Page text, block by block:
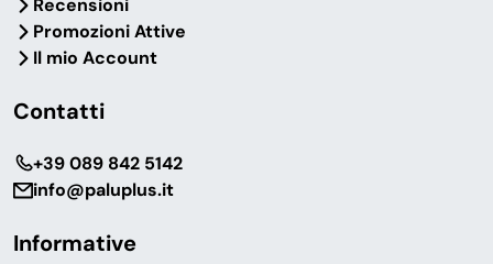
Recensioni
Promozioni Attive
Il mio Account
Contatti
‎+39 089 842 5142
info@paluplus.it
Informative